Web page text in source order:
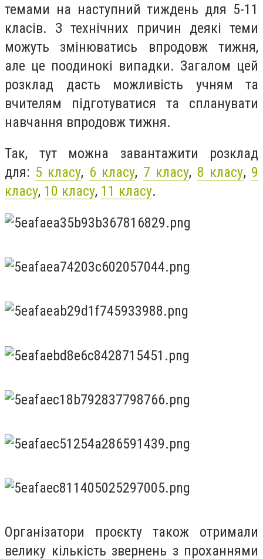
темами на наступний тиждень для 5-11
класів. З технічних причин деякі теми
можуть змінюватись впродовж тижня,
але це поодинокі випадки. Загалом цей
розклад дасть можливість учням та
вчителям підготуватися та спланувати
навчання впродовж тижня.
Так, тут можна завантажити розклад
для: 5 класу, 6 класу, 7 класу, 8 класу, 9
класу, 10 класу, 11 класу.
Організатори проєкту також отримали
велику кількість звернень з проханнями